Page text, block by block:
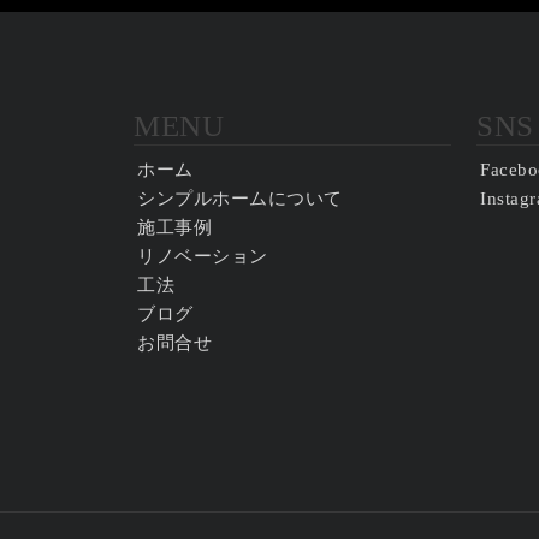
MENU
ホーム
シンプルホームについて
施工事例
リノベーション
工法
ブログ
お問合せ
SNS